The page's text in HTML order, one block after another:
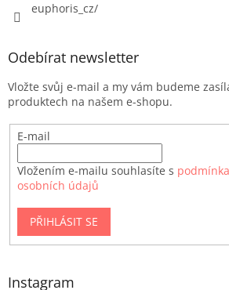
euphoris_cz/
Odebírat newsletter
Vložte svůj e-mail a my vám budeme
produktech na našem e-shopu.
E-mail
Vložením e-mailu souhlasíte s
osobních údajů
PŘIHLÁSIT SE
Instagram